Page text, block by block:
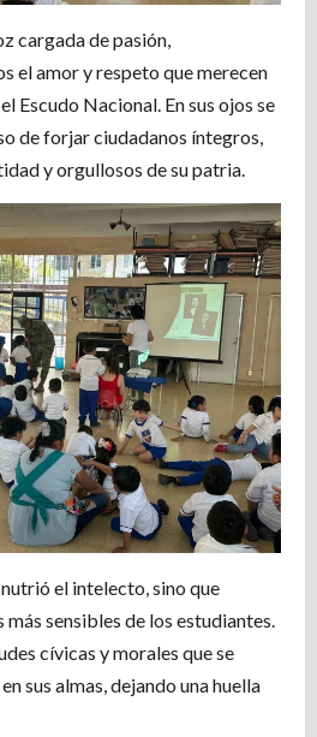
cargada de pasión,
el amor y respeto que merecen
Escudo Nacional. En sus ojos se
de forjar ciudadanos íntegros,
y orgullosos de su patria.
el intelecto, sino que
sensibles de los estudiantes.
cívicas y morales que se
sus almas, dejando una huella